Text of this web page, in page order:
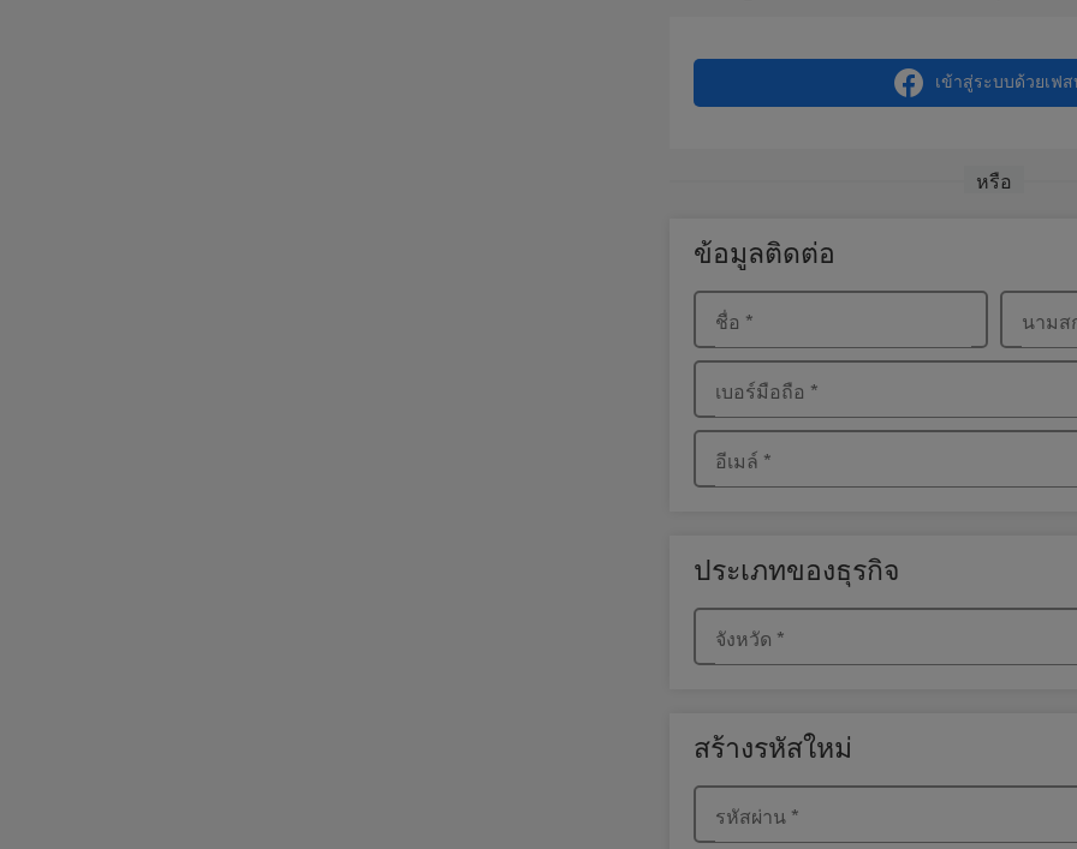
เข้าสู่ระบบด้วยเฟ
หรือ
ข้อมูลติดต่อ
ชื่อ * นามส
เบอร์มือถือ *
อีเมล์ *
ประเภทของธุรกิจ
จังหวัด *
สร้างรหัสใหม่
รหัสผ่าน *